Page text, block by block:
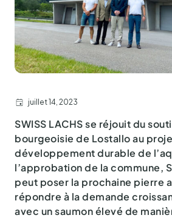
juillet 14, 2023
SWISS LACHS se réjouit du
bourgeoisie de Lostallo au
développement durable de
l’approbation de la commune,
peut poser la prochaine pierre
répondre à la demande
avec un saumon élevé de